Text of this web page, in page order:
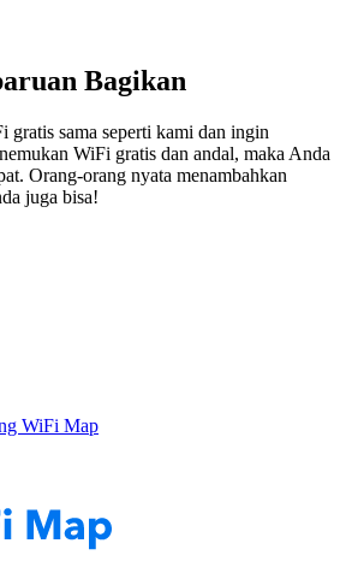
Bagikan
gratis sama seperti kami dan ingin
WiFi gratis dan andal, maka Anda
Orang-orang nyata menambahkan
juga bisa!
WiFi Map